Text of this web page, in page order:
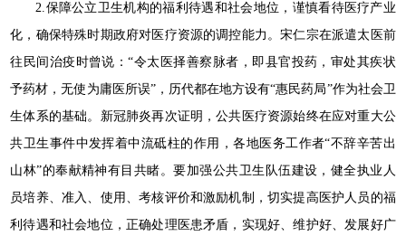
2.保障公立卫生机构的福利待遇和社会地位，谨慎看待医疗产业
化，确保特殊时期政府对医疗资源的调控能力。宋仁宗在派遣太医前
往民间治疫时曾说：“令太医择善察脉者，即县官投药，审处其疾状
予药材，无使为庸医所误”，历代都在地方设有“惠民药局”作为社会卫
生体系的基础。新冠肺炎再次证明，公共医疗资源始终在应对重大公
共卫生事件中发挥着中流砥柱的作用，各地医务工作者“不辞辛苦出
山林”的奉献精神有目共睹。要加强公共卫生队伍建设，健全执业人
员培养、准入、使用、考核评价和激励机制，切实提高医护人员的福
利待遇和社会地位，正确处理医患矛盾，实现好、维护好、发展好广